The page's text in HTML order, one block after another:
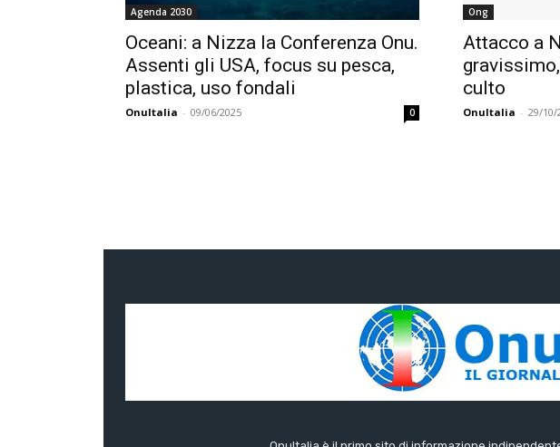
Agenda 2030
Oceani: a Nizza la Conferenza Onu.
Assenti gli USA, focus su pesca,
plastica, uso fondali
OnuItalia - 09/06/2025 0
Ong
Attacco a
culto
OnuItalia - 29/10/